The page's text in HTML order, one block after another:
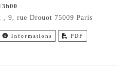
9, rue Drouot 75009 Paris
Informations PDF